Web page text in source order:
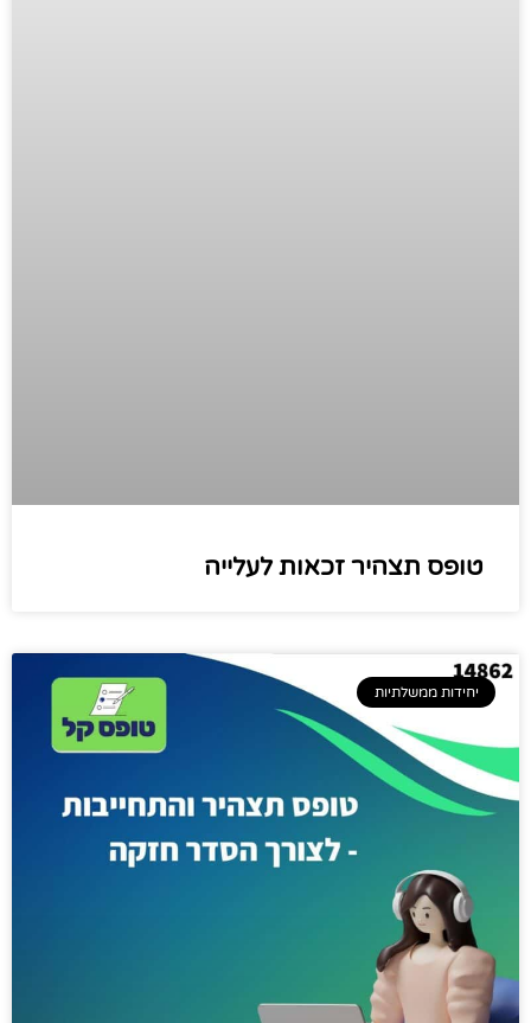
טופס תצהיר זכאות לעלייה
יחידות ממשלתיות